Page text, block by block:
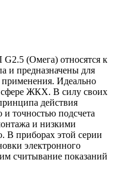
G2.5 (Омега) относятся к
и предназначены для
Идеально
сфере ЖКХ. В силу своих
действия
точностью подсчета
и низкими
В приборах этой серии
электронного
считывание показаний